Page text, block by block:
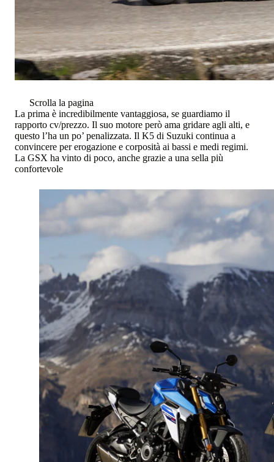
Scrolla la pagina
La prima è incredibilmente vantaggiosa, se guardiamo il
rapporto cv/prezzo. Il suo motore però ama gridare agli alti, e
questo l’ha un po’ penalizzata. Il K5 di Suzuki continua a
convincere per erogazione e corposità ai bassi e medi regimi.
La GSX ha vinto di poco, anche grazie a una sella più
confortevole